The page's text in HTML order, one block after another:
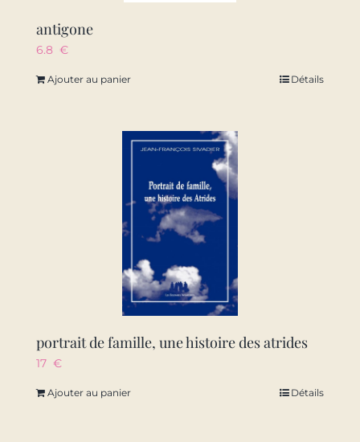
antigone
6.8 €
Ajouter au panier Détails
portrait de famille, une histoire des atrides
17 €
Ajouter au panier Détails